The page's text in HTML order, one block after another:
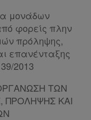
μονάδων
φορείς πλην
πρόληψης,
επανένταξης
2013
ΤΩΝ
ΠΡΟΛΗΨΗΣ ΚΑΙ